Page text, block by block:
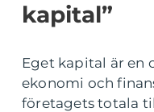
kapital”
Eget kapital är en
ekonomi och
företagets totala